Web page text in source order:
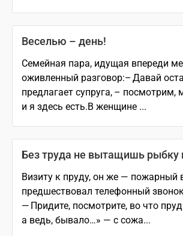
Веселью – день!
Семейная пара, идущая впереди
оживленный разговор:– Давай
предлагает супруга, – посмотрим,
и я здесь есть.В женщине ...
Без труда не вытащишь рыбку
Визиту к пруду, он же — пожарный
предшествовал телефонный
— Придите, посмотрите, во что
а ведь, бывало…» — с сожа...